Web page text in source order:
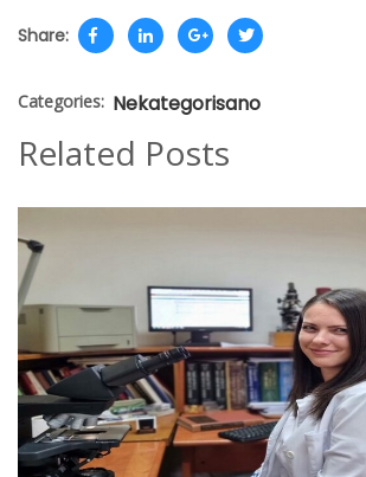
Share:
Categories: Nekategorisano
Related Posts